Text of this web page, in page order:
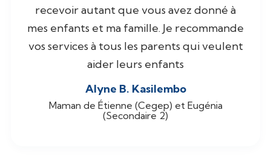
recevoir autant que vous avez donné à
mes enfants et ma famille. Je recommande
vos services à tous les parents qui veulent
aider leurs enfants
Alyne B. Kasilembo
Maman de Étienne (Cegep) et Eugénia
(Secondaire 2)